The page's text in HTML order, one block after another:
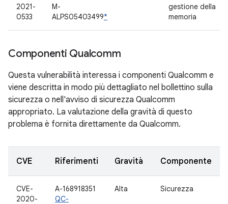
2021-
0533
M-
ALPS05403499*
gestione della
memoria
Componenti Qualcomm
Questa vulnerabilità interessa i componenti Qualcomm e
viene descritta in modo più dettagliato nel bollettino sulla
sicurezza o nell'avviso di sicurezza Qualcomm
appropriato. La valutazione della gravità di questo
problema è fornita direttamente da Qualcomm.
CVE Riferimenti Gravità Componente
CVE-
2020-
A-168918351
QC-
Alta Sicurezza